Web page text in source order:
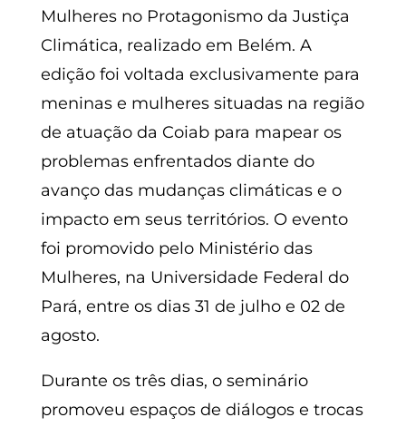
Mulheres no Protagonismo da Justiça
Climática, realizado em Belém. A
edição foi voltada exclusivamente para
meninas e mulheres situadas na região
de atuação da Coiab para mapear os
problemas enfrentados diante do
avanço das mudanças climáticas e o
impacto em seus territórios. O evento
foi promovido pelo Ministério das
Mulheres, na Universidade Federal do
Pará, entre os dias 31 de julho e 02 de
agosto.
Durante os três dias, o seminário
promoveu espaços de diálogos e trocas